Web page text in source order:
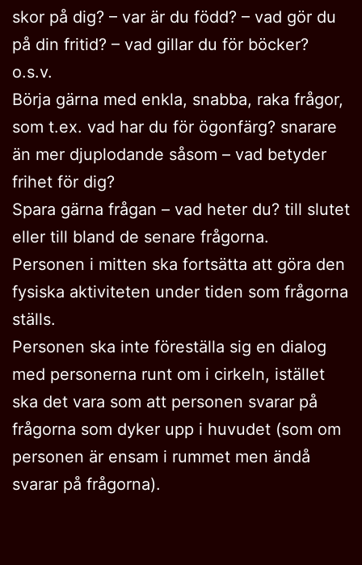
skor på dig? – var är du född? – vad gör du
på din fritid? – vad gillar du för böcker?
o.s.v.
Börja gärna med enkla, snabba, raka frågor,
som t.ex. vad har du för ögonfärg? snarare
än mer djuplodande såsom – vad betyder
frihet för dig?
Spara gärna frågan – vad heter du? till slutet
eller till bland de senare frågorna.
Personen i mitten ska fortsätta att göra den
fysiska aktiviteten under tiden som frågorna
ställs.
Personen ska inte föreställa sig en dialog
med personerna runt om i cirkeln, istället
ska det vara som att personen svarar på
frågorna som dyker upp i huvudet (som om
personen är ensam i rummet men ändå
svarar på frågorna).